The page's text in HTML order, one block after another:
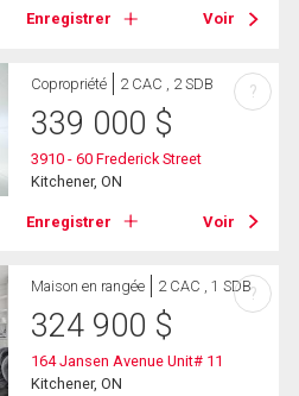
Enregistrer Voir
Copropriété 2 CAC , 2 SDB
339 000 $
3910 - 60 Frederick Street
Kitchener, ON
Enregistrer Voir
?
Maison en rangée 2 CAC , 1 SDB
324 900 $
164 Jansen Avenue Unit# 11
Kitchener, ON
?